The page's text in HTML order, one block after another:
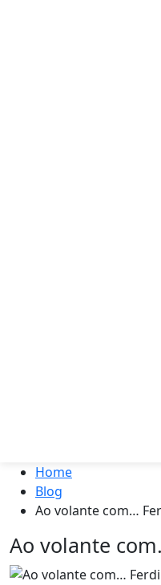
Home
Blog
Ao volante com…
Ao volante